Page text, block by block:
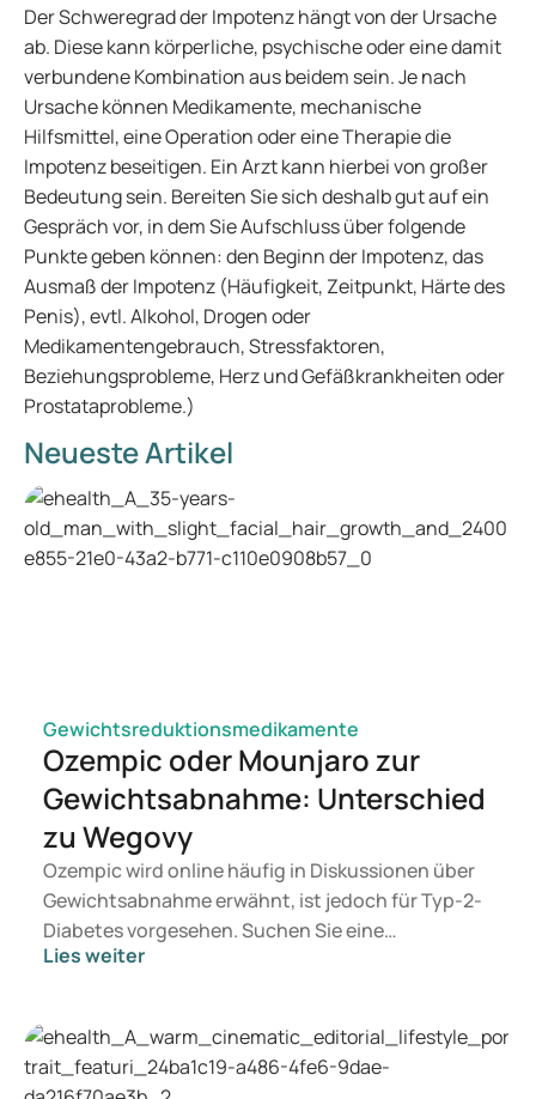
Der Schweregrad der Impotenz hängt von der Ursache
ab. Diese kann körperliche, psychische oder eine damit
verbundene Kombination aus beidem sein. Je nach
Ursache können Medikamente, mechanische
Hilfsmittel, eine Operation oder eine Therapie die
Impotenz beseitigen. Ein Arzt kann hierbei von großer
Bedeutung sein. Bereiten Sie sich deshalb gut auf ein
Gespräch vor, in dem Sie Aufschluss über folgende
Punkte geben können: den Beginn der Impotenz, das
Ausmaß der Impotenz (Häufigkeit, Zeitpunkt, Härte des
Penis), evtl. Alkohol, Drogen oder
Medikamentengebrauch, Stressfaktoren,
Beziehungsprobleme, Herz und Gefäßkrankheiten oder
Prostataprobleme.)
Neueste Artikel
Gewichtsreduktionsmedikamente
Ozempic oder Mounjaro zur
Gewichtsabnahme: Unterschied
zu Wegovy
Ozempic wird online häufig in Diskussionen über
Gewichtsabnahme erwähnt, ist jedoch für Typ-2-
Diabetes vorgesehen. Suchen Sie eine
Behandlung zur Gewichtskontrolle, kommen eher
Arzt auf Basis Ihrer Gesundheit, Ihres BMI und
Ihres Medikamentengebrauchs.
Lies weiter